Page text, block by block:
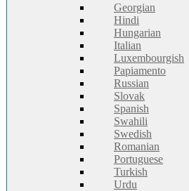
Georgian
Hindi
Hungarian
Italian
Luxembourgish
Papiamento
Russian
Slovak
Spanish
Swahili
Swedish
Romanian
Portuguese
Turkish
Urdu